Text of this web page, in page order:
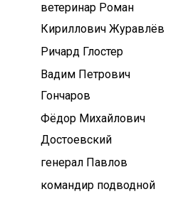
ветеринар Роман
Кириллович Журавлёв
Ричард Глостер
Вадим Петрович
Гончаров
Фёдор Михайлович
Достоевский
генерал Павлов
командир подводной